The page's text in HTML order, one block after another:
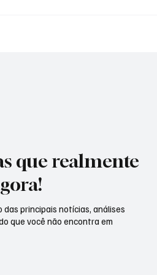
que realmente
principais notícias, análises
que você não encontra em